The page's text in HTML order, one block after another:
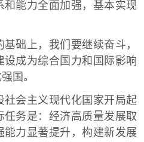
能力全面加强，基本实现
上，我们要继续奋斗，
成为综合国力和国际影响
国。
会主义现代化国家开局起
务是：经济高质量发展取
力显著提升，构建新发展